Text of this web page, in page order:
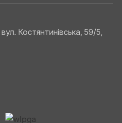
Костянтинівська, 59/5,